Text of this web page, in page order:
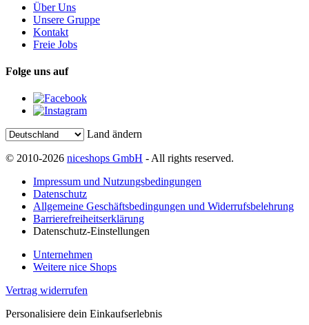
Über Uns
Unsere Gruppe
Kontakt
Freie Jobs
Folge uns auf
Land ändern
© 2010-2026 niceshops GmbH - All rights reserved.
Impressum und Nutzungsbedingungen
Datenschutz
Allgemeine Geschäftsbedingungen und Widerrufsbelehrung
Barrierefreiheitserklärung
Datenschutz-Einstellungen
Unternehmen
Weitere nice Shops
Vertrag widerrufen
Personalisiere dein Einkaufserlebnis